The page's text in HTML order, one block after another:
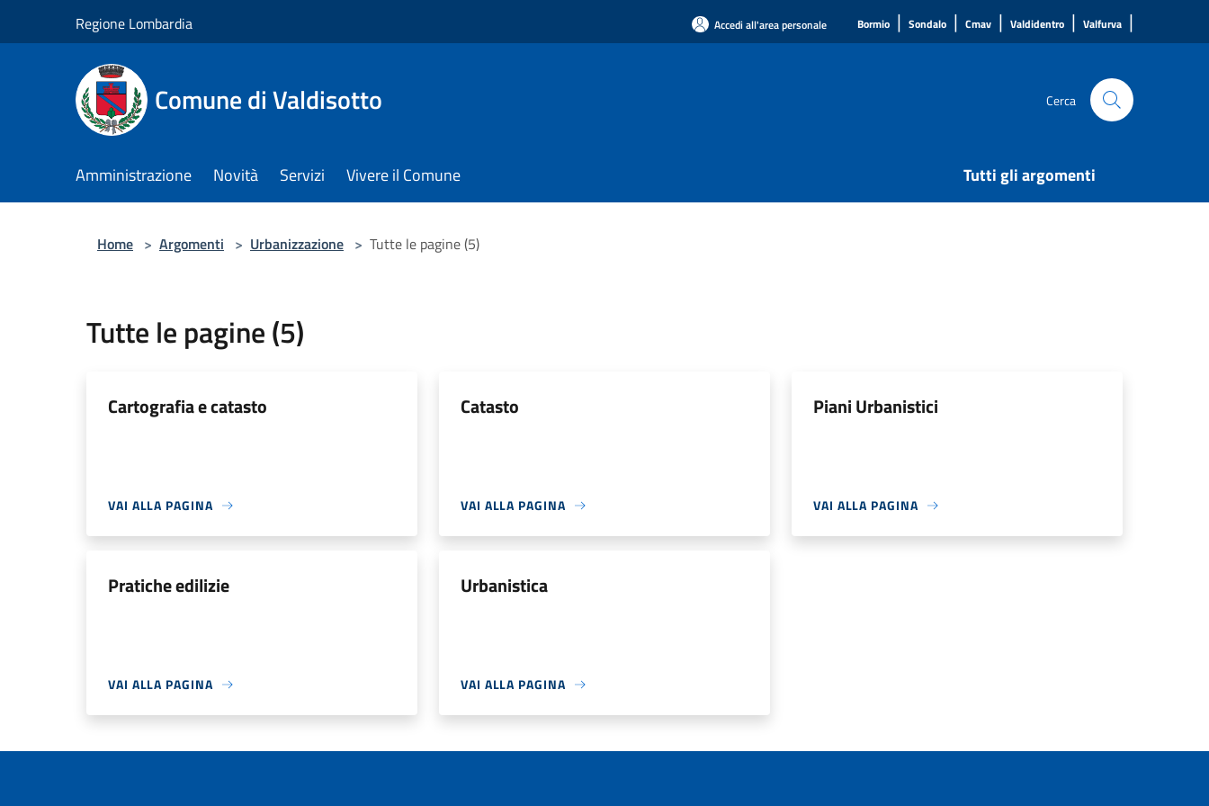
Regione Lombardia Accedi all'area personale Bormio | Sondalo | Cmav | Valdidentro | Valfurva |
Comune di Valdisotto Cerca
Amministrazione Novità Servizi Vivere il Comune Tutti gli argomenti
Home > Argomenti > Urbanizzazione > Tutte le pagine (5)
Tutte le pagine (5)
Cartografia e catasto
VAI ALLA PAGINA
Catasto
VAI ALLA PAGINA
Piani Urbanistici
VAI ALLA PAGINA
Pratiche edilizie
VAI ALLA PAGINA
Urbanistica
VAI ALLA PAGINA